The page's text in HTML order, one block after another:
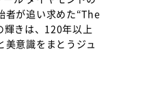
者が追い求めた“The
きは、120年以上
美意識をまとうジュ